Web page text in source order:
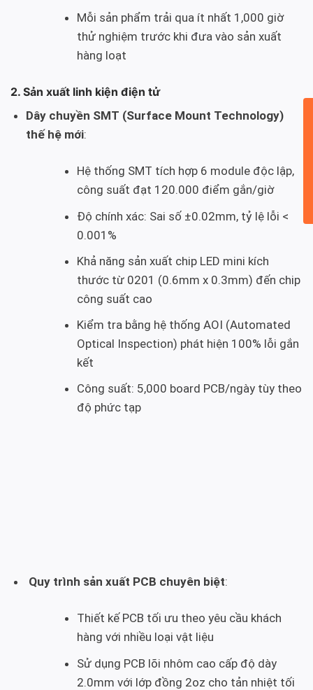
Mỗi sản phẩm trải qua ít nhất 1,000 giờ
thử nghiệm trước khi đưa vào sản xuất
hàng loạt
2. Sản xuất linh kiện điện tử
Dây chuyền SMT (Surface Mount Technology)
thế hệ mới:
Hệ thống SMT tích hợp 6 module độc lập,
công suất đạt 120.000 điểm gắn/giờ
Độ chính xác: Sai số ±0.02mm, tỷ lệ lỗi <
0.001%
Khả năng sản xuất chip LED mini kích
thước từ 0201 (0.6mm x 0.3mm) đến chip
công suất cao
Kiểm tra bằng hệ thống AOI (Automated
Optical Inspection) phát hiện 100% lỗi gắn
kết
Công suất: 5,000 board PCB/ngày tùy theo
độ phức tạp
Quy trình sản xuất PCB chuyên biệt:
Thiết kế PCB tối ưu theo yêu cầu khách
hàng với nhiều loại vật liệu
Sử dụng PCB lõi nhôm cao cấp độ dày
2.0mm với lớp đồng 2oz cho tản nhiệt tối